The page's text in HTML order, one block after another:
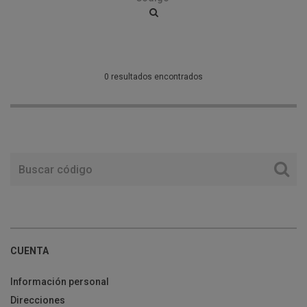
0 resultados encontrados
CUENTA
Información personal
Direcciones